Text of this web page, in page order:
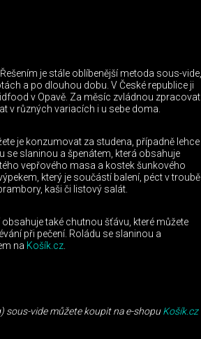
je stále oblíbenější metoda sous-vide,
a po dlouhou dobu. V České republice ji
v Opavě. Za měsíc zvládnou zpracovat
v různých variacích i u sebe doma.
je konzumovat za studena, případně lehce
se slaninou a špenátem, která obsahuje
vepřového masa a kostek šunkového
který je součástí balení, péct v troubě
kaši či listový salát.
také chutnou šťávu, které můžete
při pečení. Roládu se slaninou a
na Košík.cz
sous-vide můžete koupit na e-shopuKošík.cz